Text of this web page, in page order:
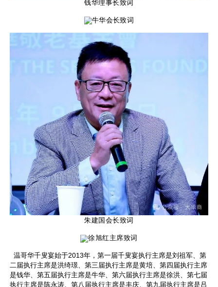
钱华理事长致词
牛华会长致词
朱建国会长致词
徐旭红主席致词
温哥华千叟宴始于2013年，第一届千叟宴执行主席是刘祖军、第
二届执行主席是洪绮璟、第三届执行主席是黄培、第四届执行主席
是钱华、第五届执行主席是牛华、第六届执行主席是徐洪、第七届
执行主席是陈永涛、第八届执行主席是丰庆、第九届执行主席是吕